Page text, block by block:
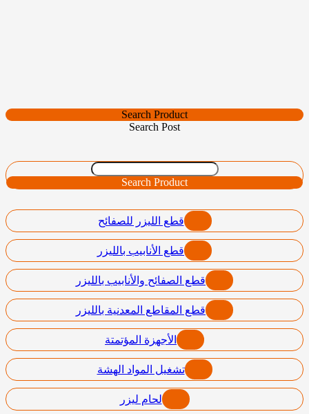
Search Product
Search Post
Search Product
قطع الليزر للصفائح
قطع الأنابيب بالليزر
قطع الصفائح والأنابيب بالليزر
قطع المقاطع المعدنية بالليزر
الأجهزة المؤتمتة
تشغيل المواد الهشة
لحام ليزر